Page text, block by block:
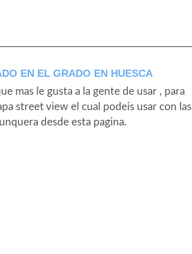
EN EL GRADO EN HUESCA
mas le gusta a la gente de usar , para
street view el cual podeis usar con las
desde esta pagina.